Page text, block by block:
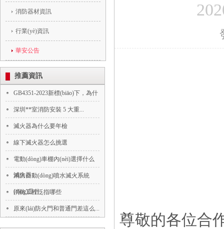
消防器材資訊
行業(yè)資訊
華安公告
推薦資訊
GB4351-2023新標(biāo)下，為什
深圳**室消防安裝 5 大重...
滅火器為什么要年檢
線下滅火器怎么挑選
電動(dòng)車棚內(nèi)選擇什么
滅火器...
消防自動(dòng)噴水滅火系統
(tǒng)是什...
消防工程泛指哪些
原來(lái)防火門和普通門差這么...
尊敬的各位合